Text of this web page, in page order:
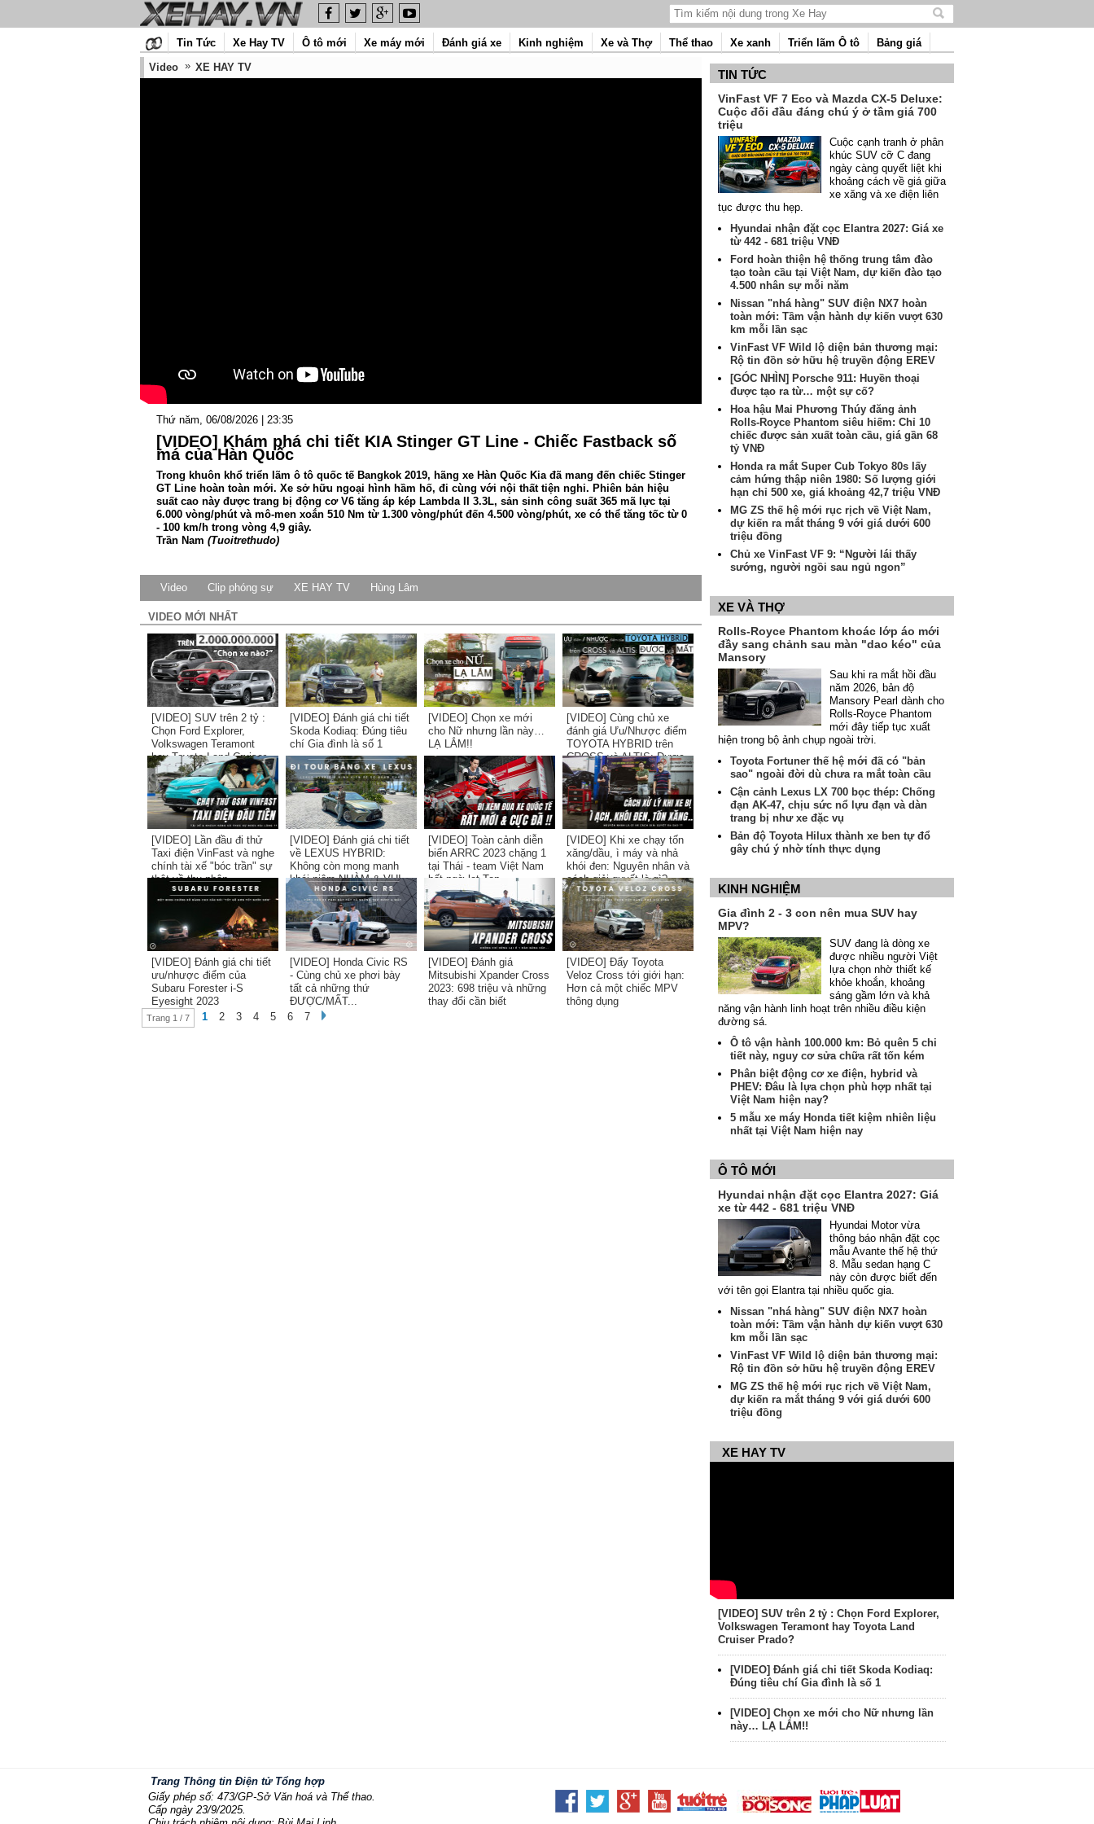
Tìm
nội
dung
Tin Tức Xe Hay TV Ô tô mới Xe máy mới Đánh giá xe Kinh nghiệm Xe và Thợ Thể thao Xe xanh Triển lãm Ô tô
Bảng giá
Video
XE HAY TV
Thứ năm, 06/08/2026 | 23:35
[VIDEO] Khám phá chi tiết KIA Stinger GT Line - Chiếc Fastback số
má của Hàn Quốc
Trong khuôn khổ triển lãm ô tô quốc tế Bangkok 2019, hãng xe Hàn Quốc Kia đã mang đến chiếc Stinger
GT Line hoàn toàn mới. Xe sở hữu ngoại hình hầm hố, đi cùng với nội thất tiện nghi. Phiên bản hiệu
suất cao này được trang bị động cơ V6 tăng áp kép Lambda II 3.3L, sản sinh công suất 365 mã lực tại
6.000 vòng/phút và mô-men xoắn 510 Nm từ 1.300 vòng/phút đến 4.500 vòng/phút, xe có thể tăng tốc từ 0
- 100 km/h trong vòng 4,9 giây.
Trần Nam (Tuoitrethudo)
Video Clip phóng sự XE HAY TV Hùng Lâm
VIDEO MỚI NHẤT
[VIDEO] SUV trên 2 tỷ :
Chọn Ford Explorer,
Volkswagen Teramont
hay Toyota Land Cruiser
Prado?
[VIDEO] Đánh giá chi tiết
Skoda Kodiaq: Đúng tiêu
chí Gia đình là số 1
[VIDEO] Chọn xe mới
cho Nữ nhưng lần này…
LẠ LẮM!!
[VIDEO] Cùng chủ xe
đánh giá Ưu/Nhược điểm
TOYOTA HYBRID trên
CROSS và ALTIS: Được
và Mất?
[VIDEO] Lần đầu đi thử
Taxi điện VinFast và nghe
chính tài xế "bóc trần" sự
thật về thu nhập...
[VIDEO] Đánh giá chi tiết
về LEXUS HYBRID:
Không còn mong manh
khái niệm NHÀM & VUI...
[VIDEO] Toàn cảnh diễn
biến ARRC 2023 chặng 1
tại Thái - team Việt Nam
bất ngờ lọt Top
[VIDEO] Khi xe chạy tốn
xăng/dầu, ì máy và nhả
khói đen: Nguyên nhân và
cách giải quyết là gì?
[VIDEO] Đánh giá chi tiết
ưu/nhược điểm của
Subaru Forester i-S
Eyesight 2023
[VIDEO] Honda Civic RS
- Cùng chủ xe phơi bày
tất cả những thứ
ĐƯỢC/MẤT...
[VIDEO] Đánh giá
Mitsubishi Xpander Cross
2023: 698 triệu và những
thay đổi cần biết
[VIDEO] Đẩy Toyota
Veloz Cross tới giới hạn:
Hơn cả một chiếc MPV
thông dụng
Trang 1 / 7 1 2 3 4 5 6 7
TIN TỨC
VinFast VF 7 Eco và Mazda CX-5 Deluxe:
Cuộc đối đầu đáng chú ý ở tầm giá 700
triệu
Cuộc cạnh tranh ở phân
khúc SUV cỡ C đang
ngày càng quyết liệt khi
khoảng cách về giá giữa
xe xăng và xe điện liên
tục được thu hẹp.
Hyundai nhận đặt cọc Elantra 2027: Giá xe
từ 442 - 681 triệu VNĐ
Ford hoàn thiện hệ thống trung tâm đào
tạo toàn cầu tại Việt Nam, dự kiến đào tạo
4.500 nhân sự mỗi năm
Nissan "nhá hàng" SUV điện NX7 hoàn
toàn mới: Tầm vận hành dự kiến vượt 630
km mỗi lần sạc
VinFast VF Wild lộ diện bản thương mại:
Rộ tin đồn sở hữu hệ truyền động EREV
[GÓC NHÌN] Porsche 911: Huyền thoại
được tạo ra từ… một sự cố?
Hoa hậu Mai Phương Thúy đăng ảnh
Rolls-Royce Phantom siêu hiếm: Chỉ 10
chiếc được sản xuất toàn cầu, giá gần 68
tỷ VNĐ
Honda ra mắt Super Cub Tokyo 80s lấy
cảm hứng thập niên 1980: Số lượng giới
hạn chỉ 500 xe, giá khoảng 42,7 triệu VNĐ
MG ZS thế hệ mới rục rịch về Việt Nam,
dự kiến ra mắt tháng 9 với giá dưới 600
triệu đồng
Chủ xe VinFast VF 9: “Người lái thấy
sướng, người ngồi sau ngủ ngon”
XE VÀ THỢ
Rolls-Royce Phantom khoác lớp áo mới
đầy sang chảnh sau màn "dao kéo" của
Mansory
Sau khi ra mắt hồi đầu
năm 2026, bản độ
Mansory Pearl dành cho
Rolls-Royce Phantom
mới đây tiếp tục xuất
hiện trong bộ ảnh chụp ngoài trời.
Toyota Fortuner thế hệ mới đã có "bản
sao" ngoài đời dù chưa ra mắt toàn cầu
Cận cảnh Lexus LX 700 bọc thép: Chống
đạn AK-47, chịu sức nổ lựu đạn và dàn
trang bị như xe đặc vụ
Bản độ Toyota Hilux thành xe ben tự đổ
gây chú ý nhờ tính thực dụng
KINH NGHIỆM
Gia đình 2 - 3 con nên mua SUV hay
MPV?
SUV đang là dòng xe
được nhiều người Việt
lựa chọn nhờ thiết kế
khỏe khoắn, khoảng
sáng gầm lớn và khả
năng vận hành linh hoạt trên nhiều điều kiện
đường sá.
Ô tô vận hành 100.000 km: Bỏ quên 5 chi
tiết này, nguy cơ sửa chữa rất tốn kém
Phân biệt động cơ xe điện, hybrid và
PHEV: Đâu là lựa chọn phù hợp nhất tại
Việt Nam hiện nay?
5 mẫu xe máy Honda tiết kiệm nhiên liệu
nhất tại Việt Nam hiện nay
Ô TÔ MỚI
Hyundai nhận đặt cọc Elantra 2027: Giá
xe từ 442 - 681 triệu VNĐ
Hyundai Motor vừa
thông báo nhận đặt cọc
mẫu Avante thế hệ thứ
8. Mẫu sedan hạng C
này còn được biết đến
với tên gọi Elantra tại nhiều quốc gia.
Nissan "nhá hàng" SUV điện NX7 hoàn
toàn mới: Tầm vận hành dự kiến vượt 630
km mỗi lần sạc
VinFast VF Wild lộ diện bản thương mại:
Rộ tin đồn sở hữu hệ truyền động EREV
MG ZS thế hệ mới rục rịch về Việt Nam,
dự kiến ra mắt tháng 9 với giá dưới 600
triệu đồng
XE HAY TV
[VIDEO] SUV trên 2 tỷ : Chọn Ford Explorer,
Volkswagen Teramont hay Toyota Land
Cruiser Prado?
[VIDEO] Đánh giá chi tiết Skoda Kodiaq:
Đúng tiêu chí Gia đình là số 1
[VIDEO] Chọn xe mới cho Nữ nhưng lần
này… LẠ LẮM!!
Trang Thông tin Điện tử Tổng hợp
Giấy phép số: 473/GP-Sở Văn hoá và Thể thao.
Cấp ngày 23/9/2025.